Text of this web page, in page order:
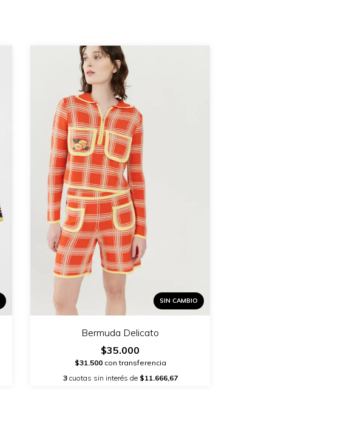
SIN CAMBIO
Bermuda Delicato
$35.000
$31.500con transferencia
3cuotas sin interés de $11.666,67